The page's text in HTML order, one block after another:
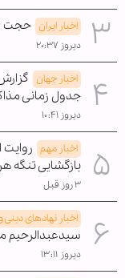
اخبار ایران حجت
دیروز ۲۰:۳۷
اخبار جهان
جدول زمانی
دیروز ۱۰:۴۱
اخبار مهم روایت
بازگشایی تنگه
۳ روز قبل
اخبار نهادهای
سیدعبدالرحیم
دیروز ۱۳:۱۱